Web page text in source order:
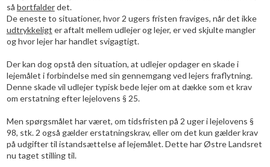
så bortfalderdet.
De eneste to situationer, hvor 2 ugers fristen fraviges, når det ikke
udtrykkeligt er aftalt mellem udlejer og lejer, er ved skjulte mangler
og hvor lejer har handlet svigagtigt.
Der kan dog opstå den situation, at udlejer opdager en skade i
lejemålet i forbindelse med sin gennemgang ved lejers fraflytning.
Denne skade vil udlejer typisk bede lejer om at dække som et krav
om erstatning efter lejelovens § 25.
Men spørgsmålet har været, om tidsfristen på 2 uger i lejelovens §
98, stk. 2 også gælder erstatningskrav, eller om det kun gælder krav
på udgifter til istandsættelse af lejemålet. Dette har Østre Landsret
nu taget stilling til.​